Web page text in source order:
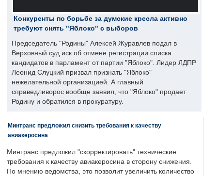
Конкуренты по борьбе за думские кресла активно
требуют снять "Яблоко" с выборов
Председатель "Родины" Алексей Журавлев подал в
Верховный суд иск об отмене регистрации списка
кандидатов в парламент от партии "Яблоко". Лидер ЛДПР
Леонид Слуцкий призвал признать "Яблоко"
нежелательной организацией. А главный
справедливорос вообще заявил, что "Яблоко" продает
Родину и обратился в прокуратуру.
Минтранс предложил снизить требования к качеству
авиакеросина
Минтранс предложил "скорректировать" технические
требования к качеству авиакеросина в сторону снижения.
По мнению ведомства, это позволит увеличить количество